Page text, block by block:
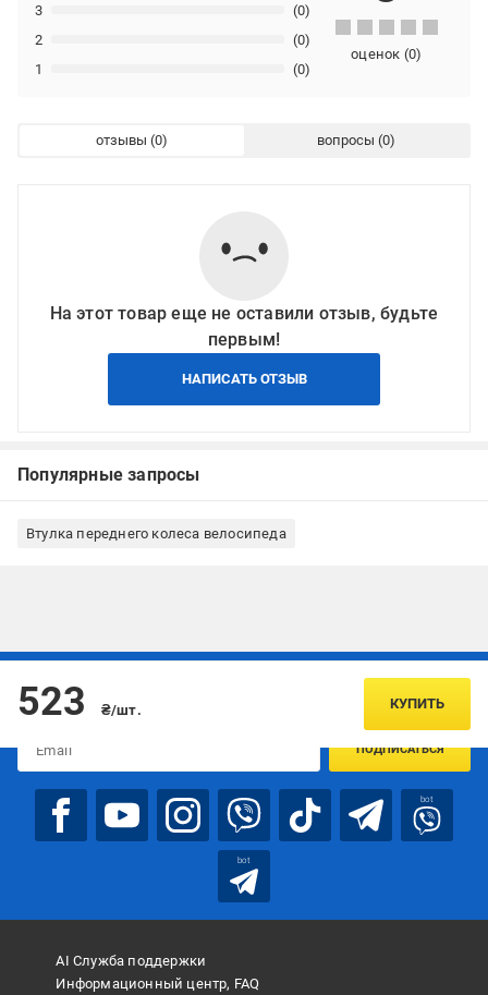
1 (0)
2 (0)
3 (0)
оценок (0)
отзывы вопросы
На этот товар еще не оставили отзыв, будьте
первым!
НАПИСАТЬ ОТЗЫВ
Популярные запросы
Втулка переднего колеса велосипеда
523 ₴/шт. КУПИТЬ
Подписывайтесь, чтобы узнавать первым об акцияx и
ПОДПИСАТЬСЯ
bot
bot
AI Служба поддержки
Информационный центр, FAQ